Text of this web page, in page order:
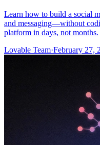
Learn how to build a social
and messaging—without
platform in days, not months.
Lovable Team·February 27,